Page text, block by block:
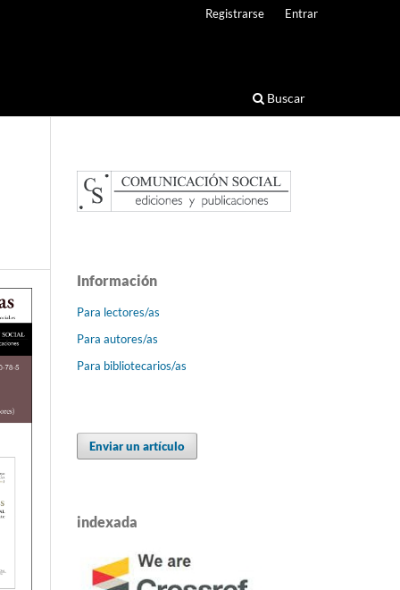
Buscar
Registrarse Entrar
Información
Para lectores/as
Para autores/as
Para bibliotecarios/as
Enviar un artículo
indexada